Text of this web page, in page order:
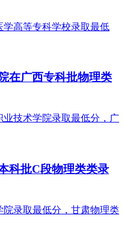
在广西专科批物理类
科批C段物理类类录